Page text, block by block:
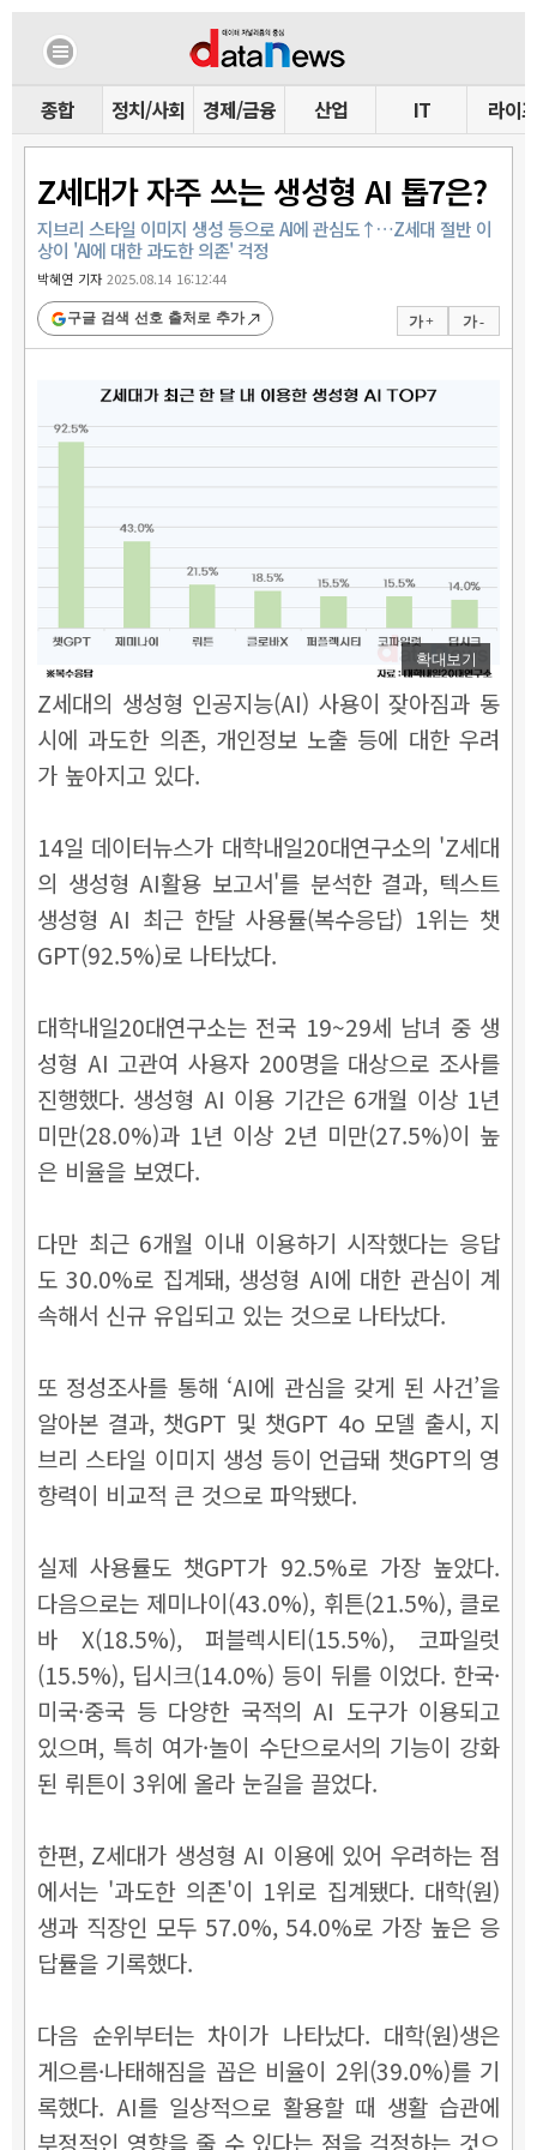
종합 정치/사회 경제/금융 산업 IT 라이프
Z세대가 자주 쓰는 생성형 AI 톱7은?
지브리 스타일 이미지 생성 등으로 AI에 관심도↑…Z세대 절반 이
상이 'AI에 대한 과도한 의존' 걱정
박혜연 기자2025.08.14 16:12:44
가 + 가 -
구글 검색 선호 출처로 추가
확대보기
Z세대의 생성형 인공지능(AI) 사용이 잦아짐과 동
시에 과도한 의존, 개인정보 노출 등에 대한 우려
가 높아지고 있다.
14일 데이터뉴스가 대학내일20대연구소의 'Z세대
의 생성형 AI활용 보고서'를 분석한 결과, 텍스트
생성형 AI 최근 한달 사용률(복수응답) 1위는 챗
GPT(92.5%)로 나타났다.
대학내일20대연구소는 전국 19~29세 남녀 중 생
성형 AI 고관여 사용자 200명을 대상으로 조사를
진행했다. 생성형 AI 이용 기간은 6개월 이상 1년
미만(28.0%)과 1년 이상 2년 미만(27.5%)이 높
은 비율을 보였다.
다만 최근 6개월 이내 이용하기 시작했다는 응답
도 30.0%로 집계돼, 생성형 AI에 대한 관심이 계
속해서 신규 유입되고 있는 것으로 나타났다.
또 정성조사를 통해 ‘AI에 관심을 갖게 된 사건’을
알아본 결과, 챗GPT 및 챗GPT 4o 모델 출시, 지
브리 스타일 이미지 생성 등이 언급돼 챗GPT의 영
향력이 비교적 큰 것으로 파악됐다.
실제 사용률도 챗GPT가 92.5%로 가장 높았다.
다음으로는 제미나이(43.0%), 휘튼(21.5%), 클로
바 X(18.5%), 퍼블렉시티(15.5%), 코파일럿
(15.5%), 딥시크(14.0%) 등이 뒤를 이었다. 한국·
미국·중국 등 다양한 국적의 AI 도구가 이용되고
있으며, 특히 여가·놀이 수단으로서의 기능이 강화
된 뤼튼이 3위에 올라 눈길을 끌었다.
한편, Z세대가 생성형 AI 이용에 있어 우려하는 점
에서는 '과도한 의존'이 1위로 집계됐다. 대학(원)
생과 직장인 모두 57.0%, 54.0%로 가장 높은 응
답률을 기록했다.
다음 순위부터는 차이가 나타났다. 대학(원)생은
게으름·나태해짐을 꼽은 비율이 2위(39.0%)를 기
록했다. AI를 일상적으로 활용할 때 생활 습관에
부정적인 영향을 줄 수 있다는 점을 걱정하는 것으